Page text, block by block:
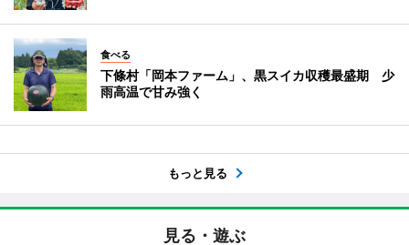
食べる
下條村「岡本ファーム」、黒スイカ収穫最盛期 少
雨高温で甘み強く
もっと見る
見る・遊ぶ